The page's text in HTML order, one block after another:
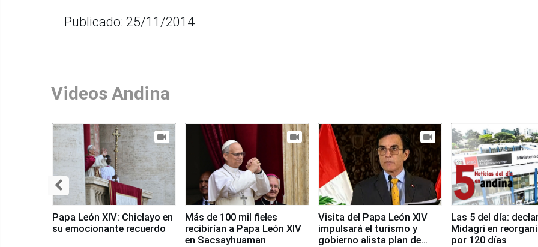
Publicado: 25/11/2014
Videos Andina
Papa León XIV: Chiclayo en
su emocionante recuerdo
Más de 100 mil fieles
recibirían a Papa León XIV
en Sacsayhuaman
Visita del Papa León XIV
impulsará el turismo y
gobierno alista plan de
Las 5 del día:
Midagri en
por 120 días